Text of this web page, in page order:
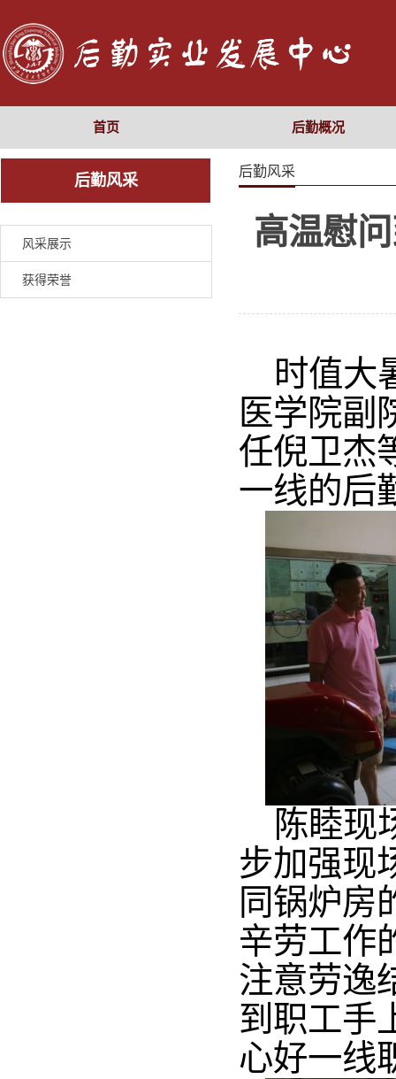
首页 后勤概况
后勤风采
风采展示
获得荣誉
后勤风采
高温慰
时值大
医学院副
任倪卫杰
一线的后
陈睦现
步加强现
同锅炉房
辛劳工作
注意劳逸
到职工手
心好一线